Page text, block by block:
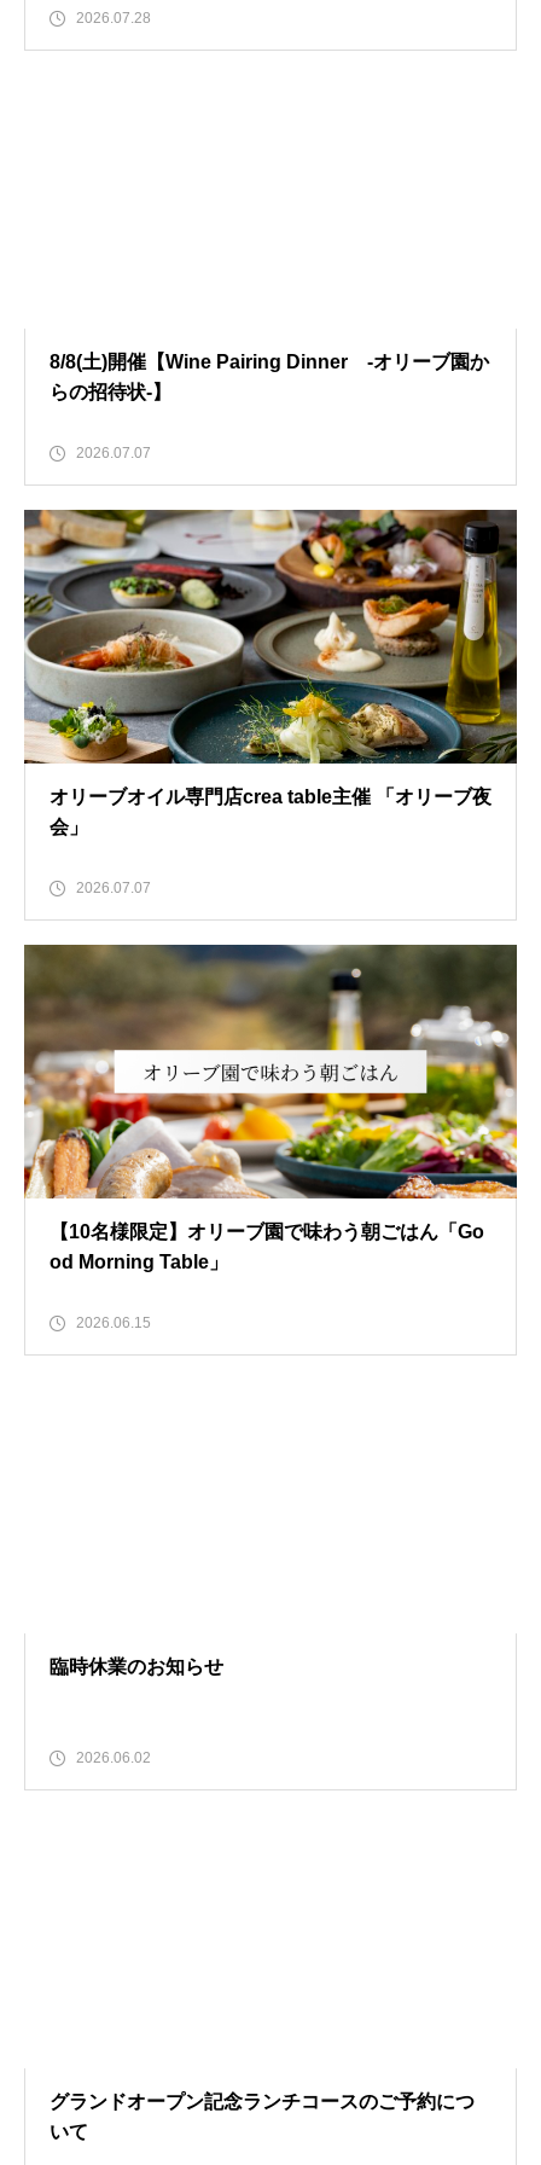
2026.07.28
8/8(土)開催【Wine Pairing Dinner -オリーブ園か
らの招待状-】
2026.07.07
オリーブオイル専門店crea table主催 「オリーブ夜
会」
2026.07.07
【10名様限定】オリーブ園で味わう朝ごはん「Go
od Morning Table」
2026.06.15
臨時休業のお知らせ
2026.06.02
グランドオープン記念ランチコースのご予約につ
いて